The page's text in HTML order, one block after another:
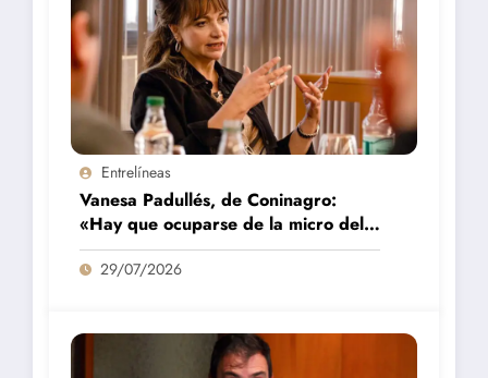
Entrelíneas
Vanesa Padullés, de Coninagro:
«Hay que ocuparse de la micro del
campo»
29/07/2026